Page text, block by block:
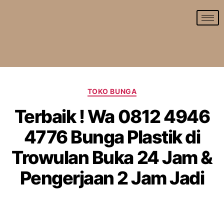
TOKO BUNGA
Terbaik ! Wa 0812 4946
4776 Bunga Plastik di
Trowulan Buka 24 Jam &
Pengerjaan 2 Jam Jadi